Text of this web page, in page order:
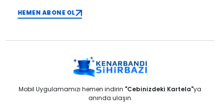
HEMEN ABONE OL
Mobil Uygulamamızı hemen indirin "Cebinizdeki Kartela"ya
anında ulaşın.